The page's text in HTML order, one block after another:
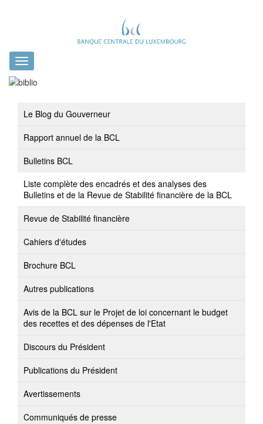
Toggle
navigation
Le Blog du Gouverneur
Rapport annuel de la BCL
Bulletins BCL
Liste complète des encadrés et des analyses des
Bulletins et de la Revue de Stabilité financière de la BCL
Revue de Stabilité financière
Cahiers d'études
Brochure BCL
Autres publications
Avis de la BCL sur le Projet de loi concernant le budget
des recettes et des dépenses de l'Etat
Discours du Président
Publications du Président
Avertissements
Communiqués de presse